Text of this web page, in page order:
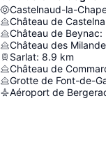
Castelnaud-la-
Château de
Château de Beynac:
Château des
Sarlat: 8.9 km
Château de
Grotte de Font-de-
Aéroport de